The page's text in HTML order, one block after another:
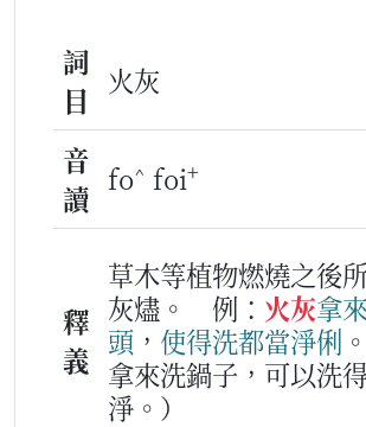
詞
目
火灰
音
讀
fo^ foi+
釋
義
草木等植物燃燒之後
灰燼。
例： 火灰拿
頭 ， 使得洗都當淨俐 。
拿來洗鍋子，可以洗
淨。）